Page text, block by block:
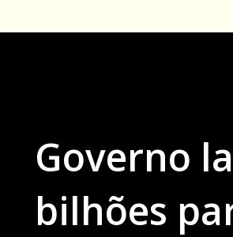
Governo
bilhões